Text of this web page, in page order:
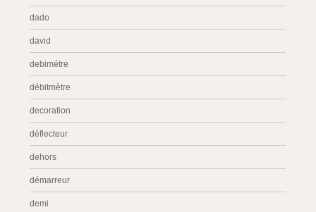
dado
david
debimétre
débitmètre
decoration
déflecteur
dehors
démarreur
demi